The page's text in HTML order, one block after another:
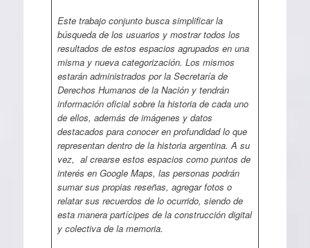
Este trabajo conjunto busca simplificar la
búsqueda de los usuarios y mostrar todos los
resultados de estos espacios agrupados en una
misma y nueva categorización. Los mismos
estarán administrados por la Secretaría de
Derechos Humanos de la Nación y tendrán
información oficial sobre la historia de cada uno
de ellos, además de imágenes y datos
destacados para conocer en profundidad lo que
representan dentro de la historia argentina. A su
vez, al crearse estos espacios como puntos de
interés en Google Maps, las personas podrán
sumar sus propias reseñas, agregar fotos o
relatar sus recuerdos de lo ocurrido, siendo de
esta manera partícipes de la construcción digital
y colectiva de la memoria.